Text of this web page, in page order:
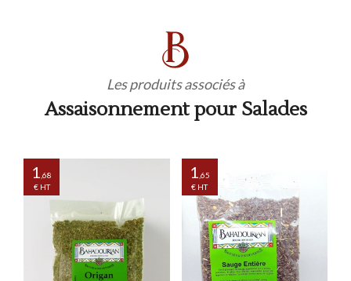
Les produits associés à
Assaisonnement pour Salades
1,68
€ HT
1,65
€ HT